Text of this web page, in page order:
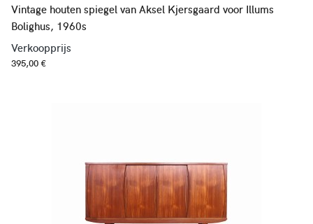
Vintage houten spiegel van Aksel Kjersgaard voor Illums
Bolighus, 1960s
Verkoopprijs
395,00 €